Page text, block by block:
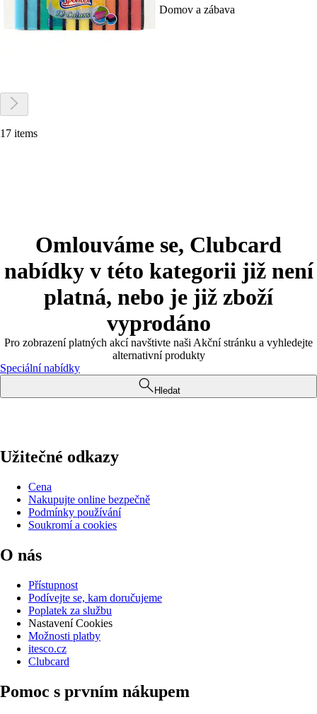
Domov a zábava
17 items
Omlouváme se, Clubcard
nabídky v této kategorii již není
platná, nebo je již zboží
vyprodáno
Pro zobrazení platných akcí navštivte naši Akční stránku a vyhledejte
alternativní produkty
Speciální nabídky
Hledat
Užitečné odkazy
Cena
Nakupujte online bezpečně
Podmínky používání
Soukromí a cookies
O nás
Přístupnost
Podívejte se, kam doručujeme
Poplatek za službu
Nastavení Cookies
Možnosti platby
itesco.cz
Clubcard
Pomoc s prvním nákupem